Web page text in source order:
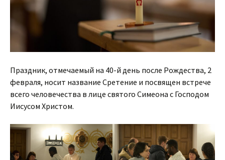
Праздник, отмечаемый на 40-й день после Рождества, 2
февраля, носит название Сретение и посвящен встрече
всего человечества в лице святого Симеона с Господом
Иисусом Христом.